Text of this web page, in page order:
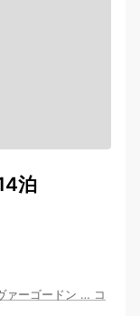
泊
ァーゴードン … コ